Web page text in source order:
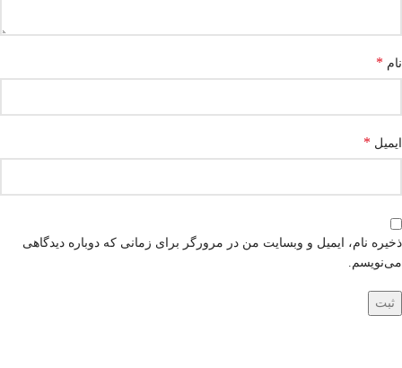
نام *
ایمیل *
ذخیره نام، ایمیل و وبسایت من در مرورگر برای زمانی که دوباره دیدگاهی
می‌نویسم.